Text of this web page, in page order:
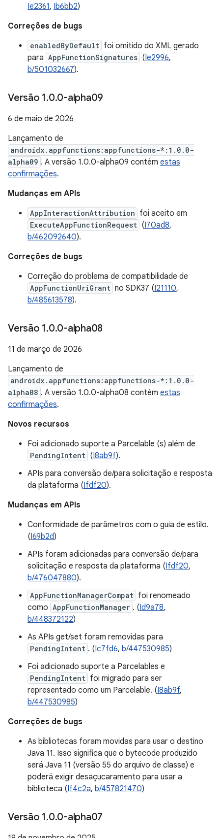
Ie2361, Ib6bb2)
Correções de bugs
enabledByDefault foi omitido do XML gerado
para AppFunctionSignatures (Ie2996,
b/501032667).
Versão 1.0.0-alpha09
6 de maio de 2026
Lançamento de
androidx.appfunctions:appfunctions-*:1.0.0-
alpha09 . A versão 1.0.0-alpha09 contém estas
confirmações.
Mudanças em APIs
AppInteractionAttribution foi aceito em
ExecuteAppFunctionRequest (I70ad8,
b/462092640).
Correções de bugs
Correção do problema de compatibilidade de
AppFunctionUriGrant no SDK37 (I21110,
b/485613578).
Versão 1.0.0-alpha08
11 de março de 2026
Lançamento de
androidx.appfunctions:appfunctions-*:1.0.0-
alpha08 . A versão 1.0.0-alpha08 contém estas
confirmações.
Novos recursos
Foi adicionado suporte a Parcelable (s) além de
PendingIntent (I8ab9f).
APIs para conversão de/para solicitação e resposta
da plataforma (Ifdf20).
Mudanças em APIs
Conformidade de parâmetros com o guia de estilo.
(I69b2d)
APIs foram adicionadas para conversão de/para
solicitação e resposta da plataforma (Ifdf20,
b/476047880).
AppFunctionManagerCompat foi renomeado
como AppFunctionManager . (Id9a78,
b/448372122)
As APIs get/set foram removidas para
PendingIntent . (Ic7fd6, b/447530985)
Foi adicionado suporte a Parcelables e
PendingIntent foi migrado para ser
representado como um Parcelable. (I8ab9f,
b/447530985)
Correções de bugs
As bibliotecas foram movidas para usar o destino
Java 11. Isso significa que o bytecode produzido
será Java 11 (versão 55 do arquivo de classe) e
poderá exigir desaçucaramento para usar a
biblioteca (If4c2a, b/457821470)
Versão 1.0.0-alpha07